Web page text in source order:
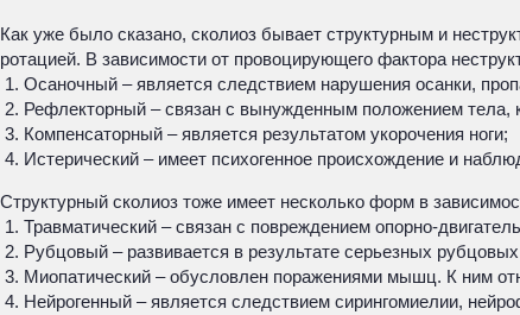
Как уже было сказано, сколиоз бывает структурным и
ротацией. В зависимости от провоцирующего фактора
Осаночный – является следствием нарушения осанки,
Рефлекторный – связан с вынужденным положением тела,
Компенсаторный – является результатом укорочения ноги;
Истерический – имеет психогенное происхождение и
Структурный сколиоз тоже имеет несколько форм в
Травматический – связан с повреждением опорно-
Рубцовый – развивается в результате серьезных
Миопатический – обусловлен поражениями мышц. К ним
Нейрогенный – является следствием сирингомиелии,